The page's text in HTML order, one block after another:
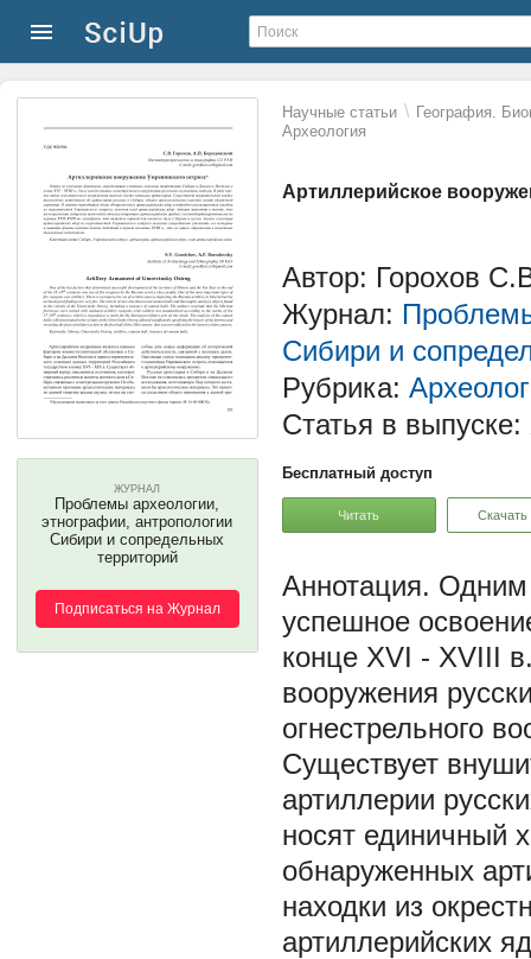
Научные статьи \ География.
Археология
Артиллерийское
ЖУРНАЛ
Проблемы археологии,
этнографии, антропологии
Сибири и сопредельных
территорий
Подписаться на Журнал
Автор: Горохов
Журнал:
Сибири и
Рубрика:
Статья в выпуске:
Бесплатный доступ
Читать Скачать
Одним
успешное
конце XVI - XVIII
вооружения
огнестрельного
Существует
артиллерии
носят единичный
обнаруженных
находки из
артиллерийских